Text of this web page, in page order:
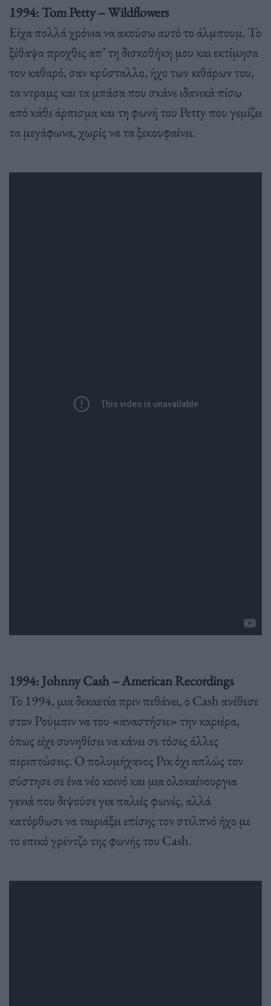
1994: Tom Petty – Wildflowers
Είχα πολλά χρόνια να ακούσω αυτό το άλμπουμ. Το
ξέθαψα προχθες απ’ τη δισκοθήκη μου και εκτίμησα
τον καθαρό, σαν κρύσταλλο, ήχο των κιθάρων του,
τα ντραμς και τα μπάσα που σκάνε ιδανικά πίσω
από κάθε άρπισμα και τη φωνή του Petty που γεμίζει
τα μεγάφωνα, χωρίς να τα ξεκουφαίνει.
1994: Johnny Cash – American Recordings
Το 1994, μια δεκαετία πριν πεθάνει, ο Cash ανέθεσε
στον Ρούμπιν να του «αναστήσει» την καριέρα,
όπως είχε συνηθίσει να κάνει σε τόσες άλλες
περιπτώσεις. Ο πολυμήχανος Ρικ όχι απλώς τον
σύστησε σε ένα νέο κοινό και μια ολοκαίνουργια
γενιά που διψούσε για παλιές φωνές, αλλά
κατόρθωσε να ταιριάξει επίσης τον στιλπνό ήχο με
το επικό γρέντζο της φωνής του Cash.